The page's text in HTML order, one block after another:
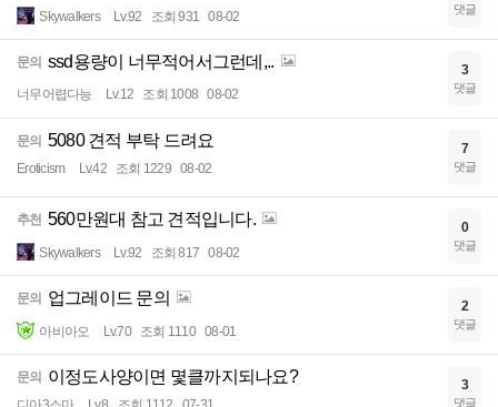
Skywalkers Lv.92 조회 931 08-02 댓글
문의 ssd용량이 너무적어서그런데,..
너무어렵다능 Lv.12 조회 1008 08-02
3
댓글
문의 5080 견적 부탁 드려요
Eroticism Lv.42 조회 1229 08-02
7
댓글
추천 560만원대 참고 견적입니다.
Skywalkers Lv.92 조회 817 08-02
0
댓글
문의 업그레이드 문의
아비아오 Lv.70 조회 1110 08-01
2
댓글
문의 이정도사양이면 몇클까지되나요? 3
댓글